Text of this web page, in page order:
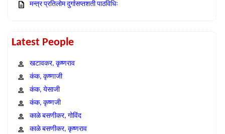
मन्त्र प्रतिलोम दुर्गासप्तशती पाठविधिः
Latest People
खटावकर, कृष्णराव
कंक, कृष्णाजी
कंक, येसाजी
कंक, कृष्णजी
काळे बसणीकर, गोविंद
काळे बसणीकर, कृष्णराव